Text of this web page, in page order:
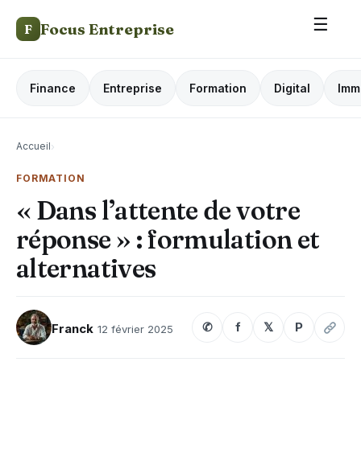
F Focus Entreprise ☰
Finance Entreprise Formation Digital
Accueil›
FORMATION
« Dans l’attente de votre
réponse » : formulation et
alternatives
Franck 12 février 2025 ✆ f 𝕏 P